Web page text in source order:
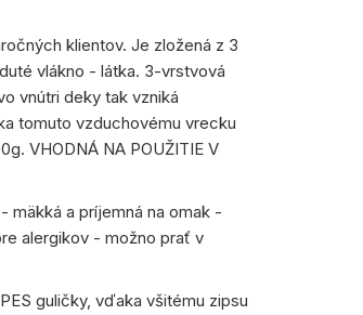
klientov. Je zložená z 3
vlákno - látka. 3-vrstvová
vnútri deky tak vzniká
tomuto vzduchovému vrecku
VHODNÁ NA POUŽITIE V
mäkká a príjemná na omak -
alergikov - možno prať v
guličky, vďaka všitému zipsu